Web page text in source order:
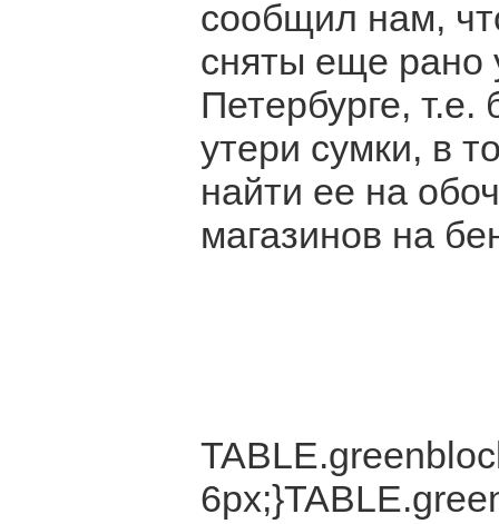
сообщил нам,
сняты еще рано
Петербурге, т.е.
утери сумки, в
найти ее на
магазинов на